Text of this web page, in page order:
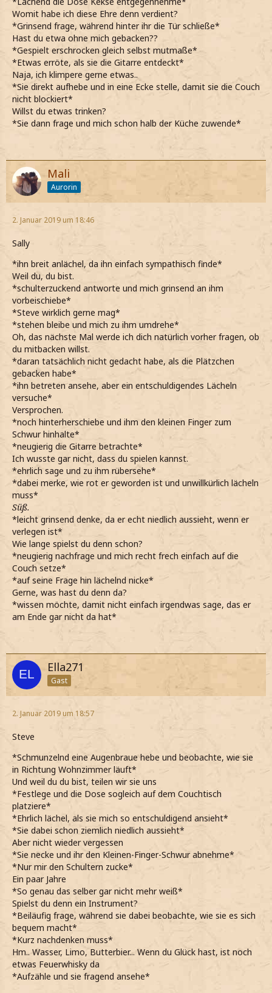
Womit habe ich diese Ehre denn verdient?
*Grinsend frage, während hinter ihr die Tür schließe*
Hast du etwa ohne mich gebacken??
*Gespielt erschrocken gleich selbst mutmaße*
*Etwas erröte, als sie die Gitarre entdeckt*
Naja, ich klimpere gerne etwas..
*Sie direkt aufhebe und in eine Ecke stelle, damit sie die Couch
nicht blockiert*
Willst du etwas trinken?
*Sie dann frage und mich schon halb der Küche zuwende*
Mali
Aurorin
2. Januar 2019 um 18:46
Sally
*ihn breit anlächel, da ihn einfach sympathisch finde*
Weil du, du bist.
*schulterzuckend antworte und mich grinsend an ihm
vorbeischiebe*
*Steve wirklich gerne mag*
*stehen bleibe und mich zu ihm umdrehe*
Oh, das nächste Mal werde ich dich natürlich vorher fragen, ob
du mitbacken willst.
*daran tatsächlich nicht gedacht habe, als die Plätzchen
gebacken habe*
*ihn betreten ansehe, aber ein entschuldigendes Lächeln
versuche*
Versprochen.
*noch hinterherschiebe und ihm den kleinen Finger zum
Schwur hinhalte*
*neugierig die Gitarre betrachte*
Ich wusste gar nicht, dass du spielen kannst.
*ehrlich sage und zu ihm rübersehe*
*dabei merke, wie rot er geworden ist und unwillkürlich lächeln
muss*
Süß.
*leicht grinsend denke, da er echt niedlich aussieht, wenn er
verlegen ist*
Wie lange spielst du denn schon?
*neugierig nachfrage und mich recht frech einfach auf die
Couch setze*
*auf seine Frage hin lächelnd nicke*
Gerne, was hast du denn da?
*wissen möchte, damit nicht einfach irgendwas sage, das er
am Ende gar nicht da hat*
Ella271
Gast
2. Januar 2019 um 18:57
Steve
*Schmunzelnd eine Augenbraue hebe und beobachte, wie sie
in Richtung Wohnzimmer läuft*
Und weil du du bist, teilen wir sie uns
*Festlege und die Dose sogleich auf dem Couchtisch
platziere*
*Ehrlich lächel, als sie mich so entschuldigend ansieht*
*Sie dabei schon ziemlich niedlich aussieht*
Aber nicht wieder vergessen
*Sie necke und ihr den Kleinen-Finger-Schwur abnehme*
*Nur mir den Schultern zucke*
Ein paar Jahre
*So genau das selber gar nicht mehr weiß*
Spielst du denn ein Instrument?
*Beiläufig frage, während sie dabei beobachte, wie sie es sich
bequem macht*
*Kurz nachdenken muss*
Hm.. Wasser, Limo, Butterbier... Wenn du Glück hast, ist noch
etwas Feuerwhisky da
*Aufzähle und sie fragend ansehe*